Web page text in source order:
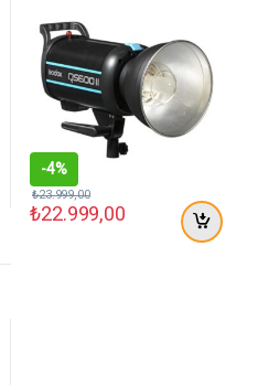
-4%
₺22.999,00
₺23.999,00